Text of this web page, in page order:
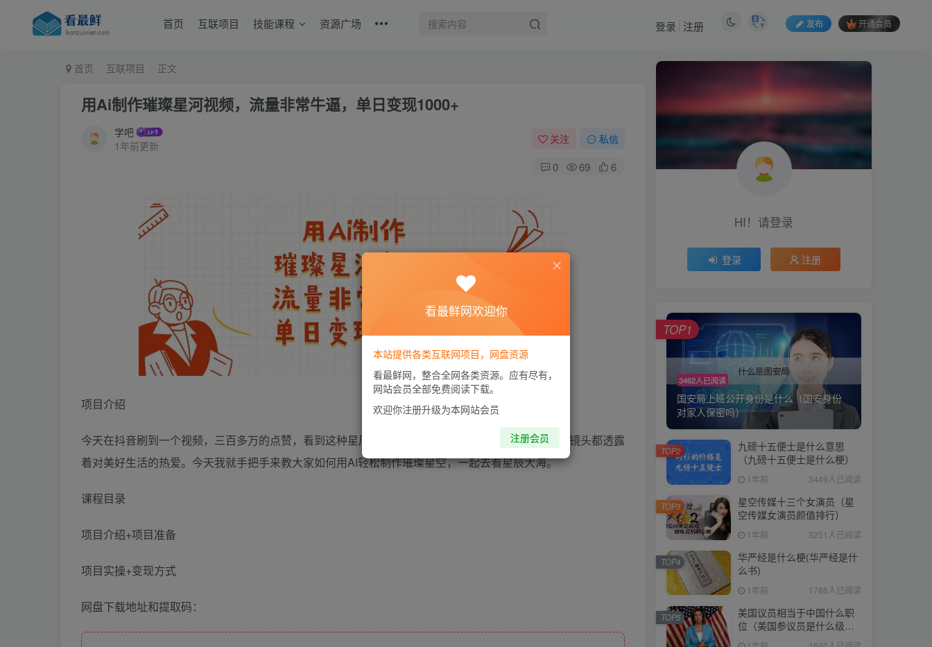
首页 互联项目 技能课程 资源广场 发布 开通会员
登录 注册
首页 互联项目 正文
用Ai制作璀璨星河视频，流量非常牛逼，单日变现1000+
学吧
1年前更新
关注 私信
0 69 6
项目介绍
今天在抖音刷到一个视频，三百多万的点赞，看到这种星辰大海的视频总觉得很美好且治愈，每一个镜头都透露
着对美好生活的热爱。今天我就手把手来教大家如何用AI轻松制作璀璨星空，一起去看星辰大海。
课程目录
项目介绍+项目准备
项目实操+变现方式
网盘下载地址和提取码：
HI！请登录
登录 注册
3462人已阅读
国安局上班公开身份是什么（国安身份
对家人保密吗）
TOP1
九磅十五便士是什么意思
（九磅十五便士是什么梗）
1年前 3449人已阅读
TOP2
星空传媒十三个女演员（星
空传媒女演员颜值排行）
1年前 3251人已阅读
TOP3
华严经是什么梗(华严经是什
么书)
1年前 1786人已阅读
TOP4
美国议员相当于中国什么职
位（美国参议员是什么级
别）
TOP5
看最鲜网欢迎你
本站提供各类互联网项目，网盘资源
看最鲜网，整合全网各类资源。应有尽有，
网站会员全部免费阅读下载。
欢迎你注册升级为本网站会员
注册会员